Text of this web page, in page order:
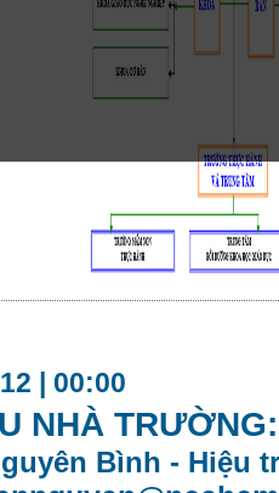
| 00:00
NHÀ TRƯỜNG:
Bình - Hiệu